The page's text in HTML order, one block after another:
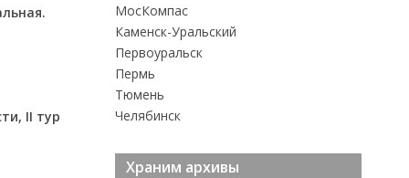
II тур
MосКомпас
Каменск-Уральский
Первоуральск
Пермь
Тюмень
Челябинск
Храним архивы